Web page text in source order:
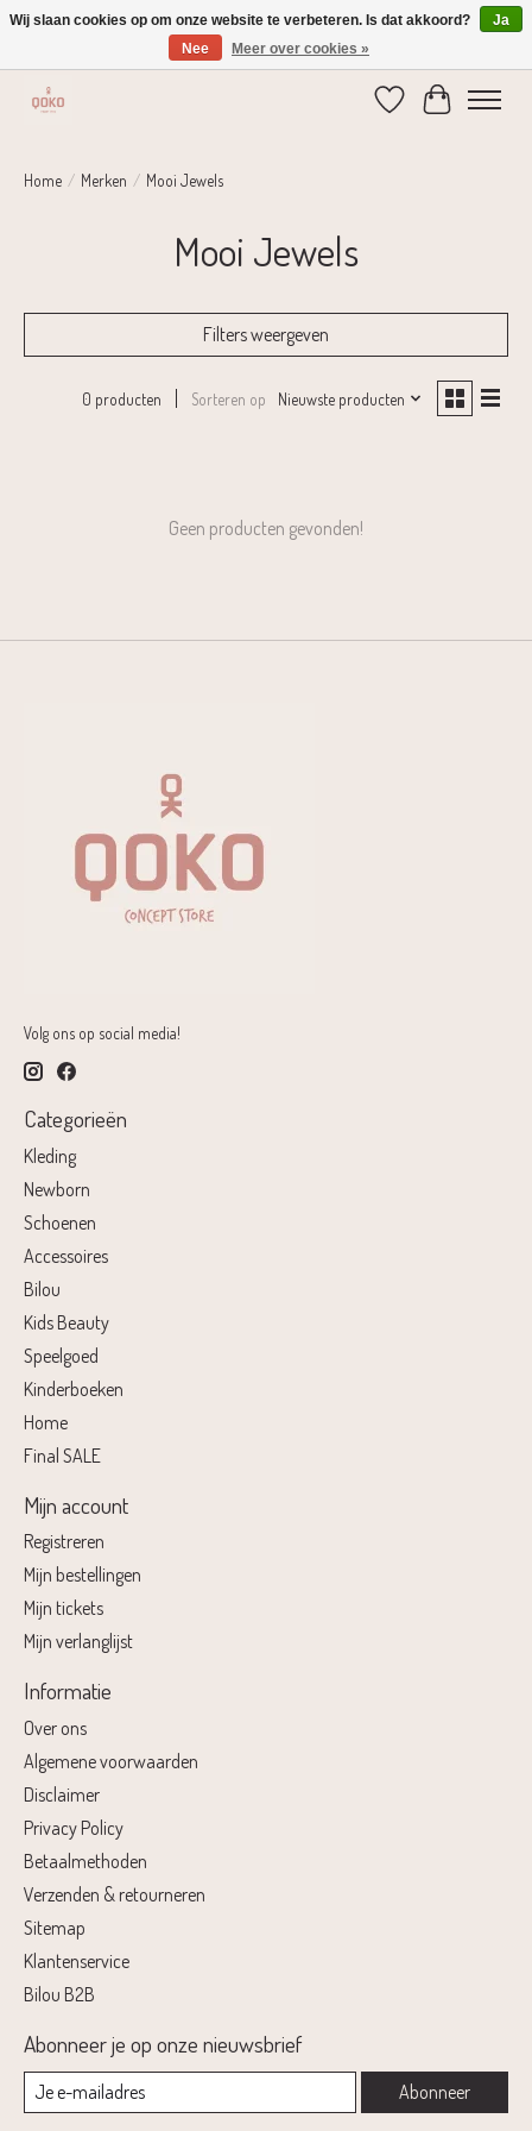
Verzending 1-2 dagen | Gratis verzending vanaf € 75,-
Verlanglijst
Home / Merken / Mooi Jewels
Mooi Jewels
Filters weergeven
0 producten Sorteren op Nieuwste producten
Geen producten gevonden!
Volg ons op social media!
Categorieën
Kleding
Newborn
Schoenen
Accessoires
Bilou
Kids Beauty
Speelgoed
Kinderboeken
Home
Final SALE
Mijn account
Registreren
Mijn bestellingen
Mijn tickets
Mijn verlanglijst
Informatie
Over ons
Algemene voorwaarden
Disclaimer
Privacy Policy
Betaalmethoden
Verzenden & retourneren
Sitemap
Klantenservice
Bilou B2B
Abonneer je op onze nieuwsbrief
Abonneer
Wij slaan cookies op om onze website te verbeteren. Is dat akkoord?
Ja
Nee
Meer over cookies »